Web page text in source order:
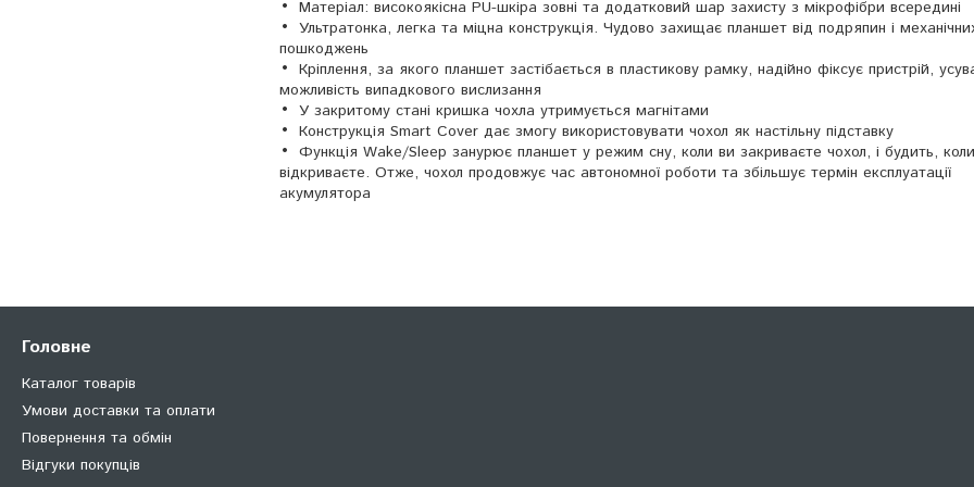
Матеріал: високоякісна PU-шкіра зовні та додатковий шар захисту з мікрофібри всередині
Ультратонка, легка та міцна конструкція. Чудово захищає планшет від подряпин і
пошкоджень
Кріплення, за якого планшет застібається в пластикову рамку, надійно фіксує пристрій,
можливість випадкового вислизання
У закритому стані кришка чохла утримується магнітами
Конструкція Smart Cover дає змогу використовувати чохол як настільну підставку
Функція Wake/Sleep занурює планшет у режим сну, коли ви закриваєте чохол, і будить, коли
відкриваєте. Отже, чохол продовжує час автономної роботи та збільшує термін експлуатації
акумулятора
Головне
Каталог товарів
Умови доставки та оплати
Повернення та обмін
Відгуки покупців